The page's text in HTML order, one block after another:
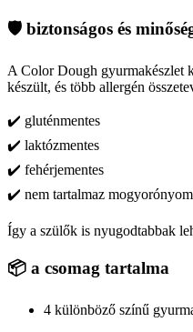
🛡️ biztonságos és
A Color Dough gyurmakészlet
készült, és több allergén
✔️ gluténmentes
✔️ laktózmentes
✔️ fehérjementes
✔️ nem tartalmaz
Így a szülők is nyugodtabbak
📦 a csomag tartalma
4 különböző színű